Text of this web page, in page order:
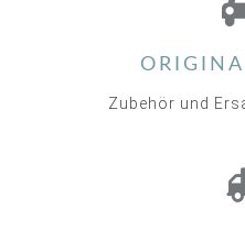
Zubehör und